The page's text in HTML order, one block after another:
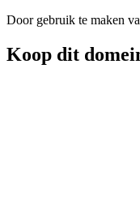
Door gebruik te maken
Koop dit